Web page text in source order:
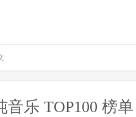
音乐 TOP100 榜